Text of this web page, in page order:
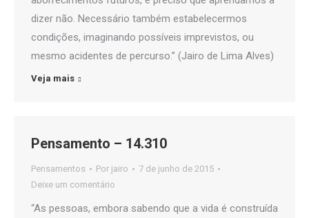
dizer não. Necessário também estabelecermos
condições, imaginando possíveis imprevistos, ou
mesmo acidentes de percurso.” (Jairo de Lima Alves)
Veja mais
Pensamento – 14.310
Pensamentos Por jairo
7 de junho de 2015
Deixe um comentário
“As pessoas, embora sabendo que a vida é construída